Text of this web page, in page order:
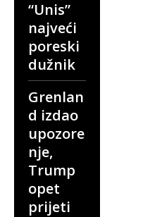
“Unis”
najveći
poreski
dužnik
Grenlan
d izdao
upozore
nje,
Trump
opet
prijeti